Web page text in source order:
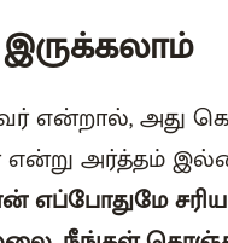
என்றால், அது
என்று அர்த்தம்
எப்போதுமே